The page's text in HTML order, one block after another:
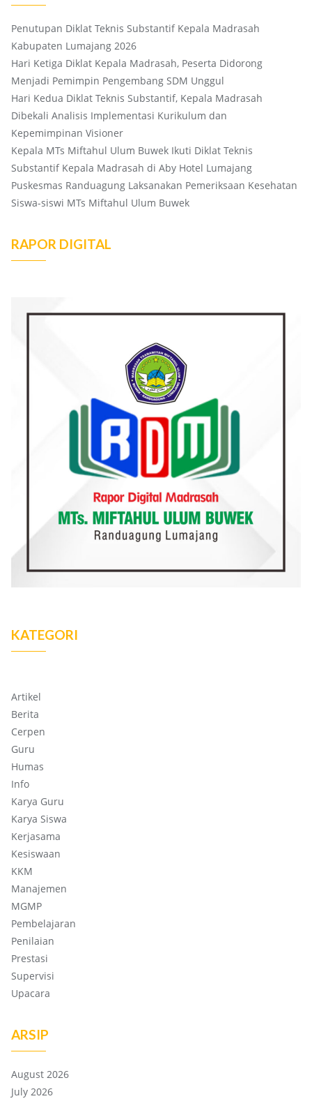
Penutupan Diklat Teknis Substantif Kepala Madrasah
Kabupaten Lumajang 2026
Hari Ketiga Diklat Kepala Madrasah, Peserta Didorong
Menjadi Pemimpin Pengembang SDM Unggul
Hari Kedua Diklat Teknis Substantif, Kepala Madrasah
Dibekali Analisis Implementasi Kurikulum dan
Kepemimpinan Visioner
Kepala MTs Miftahul Ulum Buwek Ikuti Diklat Teknis
Substantif Kepala Madrasah di Aby Hotel Lumajang
Puskesmas Randuagung Laksanakan Pemeriksaan Kesehatan
Siswa-siswi MTs Miftahul Ulum Buwek
RAPOR DIGITAL
KATEGORI
Artikel
Berita
Cerpen
Guru
Humas
Info
Karya Guru
Karya Siswa
Kerjasama
Kesiswaan
KKM
Manajemen
MGMP
Pembelajaran
Penilaian
Prestasi
Supervisi
Upacara
ARSIP
August 2026
July 2026